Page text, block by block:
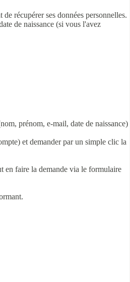
récupérer ses données personnelles.
de naissance (si vous l'avez
prénom, e-mail, date de naissance)
) et demander par un simple clic la
en faire la demande via le formulaire